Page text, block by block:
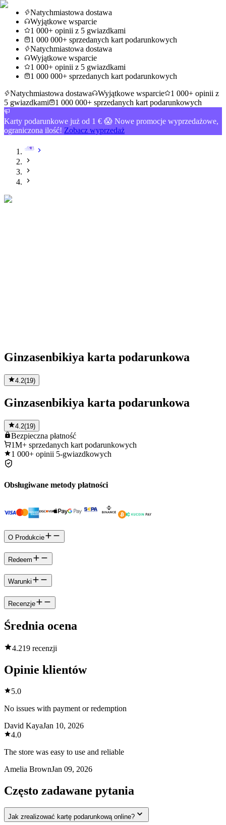
Natychmiastowa dostawa
Wyjątkowe wsparcie
1 000+ opinii z 5 gwiazdkami
1 000 000+ sprzedanych kart podarunkowych
Natychmiastowa dostawa
Wyjątkowe wsparcie
1 000+ opinii z 5 gwiazdkami
1 000 000+ sprzedanych kart podarunkowych
Natychmiastowa dostawa
Wyjątkowe wsparcie
1 000+ opinii z
5 gwiazdkami
1 000 000+ sprzedanych kart podarunkowych
Karty podarunkowe już od 1 € 😱 Nowe promocje wyprzedażowe,
ograniczona ilość! Zobacz wyprzedaż
Ginzasenbikiya karta podarunkowa
4.2(19)
Ginzasenbikiya karta podarunkowa
4.2(19)
Bezpieczna płatność
1M+ sprzedanych kart podarunkowych
1 000+ opinii 5-gwiazdkowych
Obsługiwane metody płatności
O Produkcie
Redeem
Warunki
Recenzje
Średnia ocena
4.219 recenzji
Opinie klientów
5.0
No issues with payment or redemption
David KayaJan 10, 2026
4.0
The store was easy to use and reliable
Amelia BrownJan 09, 2026
Często zadawane pytania
Jak zrealizować kartę podarunkową online?